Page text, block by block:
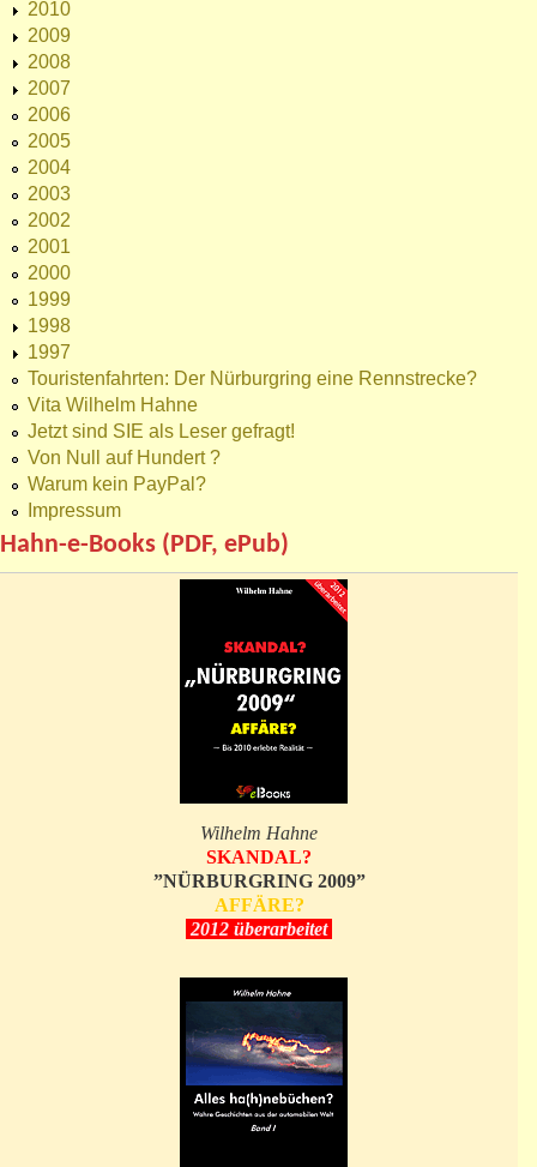
2010
2009
2008
2007
2006
2005
2004
2003
2002
2001
2000
1999
1998
1997
Touristenfahrten: Der Nürburgring eine Rennstrecke?
Vita Wilhelm Hahne
Jetzt sind SIE als Leser gefragt!
Von Null auf Hundert ?
Warum kein PayPal?
Impressum
Hahn-e-Books (PDF, ePub)
Wilhelm Hahne
SKANDAL?
”NÜRBURGRING 2009”
AFFÄRE?
2012 überarbeitet